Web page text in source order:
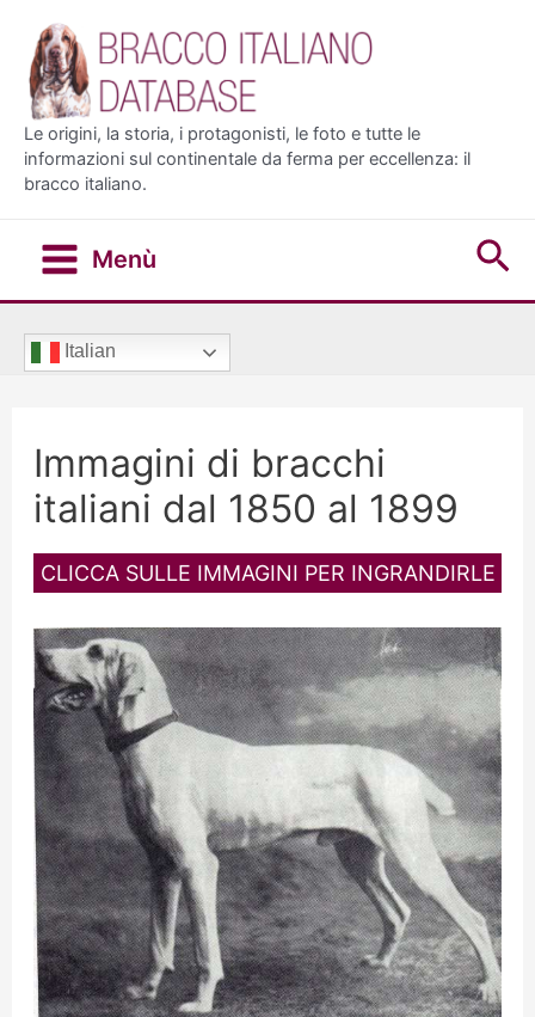
contenuto
Le origini, la storia, i protagonisti, le foto e tutte le
informazioni sul continentale da ferma per eccellenza: il
bracco italiano.
Main
Menu
Menù
Italian
Immagini di bracchi
italiani dal 1850 al 1899
CLICCA SULLE IMMAGINI PER INGRANDIRLE